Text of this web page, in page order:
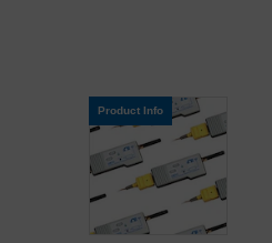
Product Info